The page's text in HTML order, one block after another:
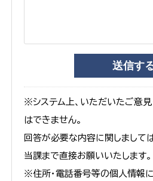
※システム上、いただいたご意
はできません。
回答が必要な内容に関しまして
当課まで直接お願いいたします。
※住所・電話番号等の個人情報